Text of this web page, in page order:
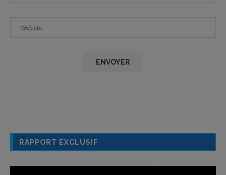
RAPPORT EXCLUSIF